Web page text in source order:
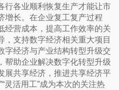
行各业顺利恢复生产才能让市
增长。在企业复工复产过程
经营成本，提高工作效率的关
，支持数字经济相关重大项目
字经济与产业结构转型升级交
帮助企业解决数字化转型升级
展共享经济，推进共享经济平
灵活用工”成为本次的关注热